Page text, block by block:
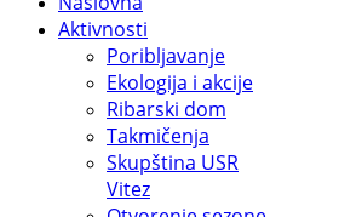
Aktivnosti
Poribljavanje
Ekologija i akcije
Ribarski dom
Takmičenja
Skupština USR
Vitez